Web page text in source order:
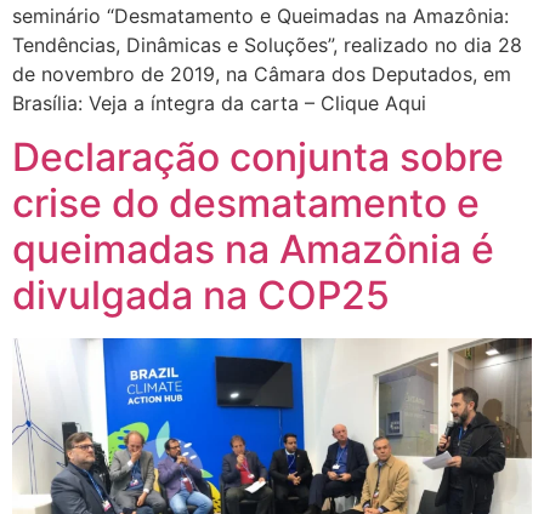
seminário “Desmatamento e Queimadas na Amazônia:
Tendências, Dinâmicas e Soluções”, realizado no dia 28
de novembro de 2019, na Câmara dos Deputados, em
Brasília: Veja a íntegra da carta – Clique Aqui
Declaração conjunta sobre
crise do desmatamento e
queimadas na Amazônia é
divulgada na COP25